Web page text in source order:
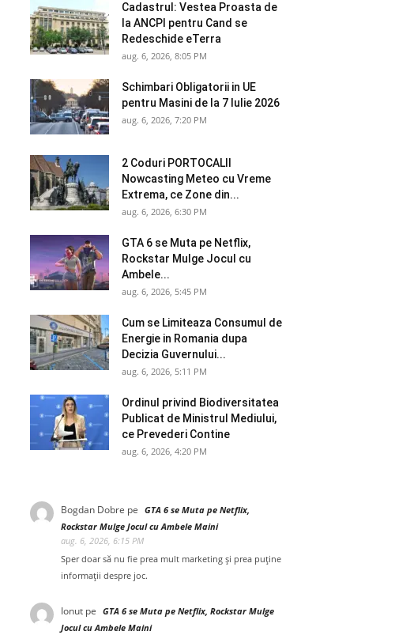
Cadastrul: Vestea Proasta de
la ANCPI pentru Cand se
Redeschide eTerra
aug. 6, 2026, 8:05 PM
Schimbari Obligatorii in UE
pentru Masini de la 7 Iulie 2026
aug. 6, 2026, 7:20 PM
2 Coduri PORTOCALII
Nowcasting Meteo cu Vreme
Extrema, ce Zone din...
aug. 6, 2026, 6:30 PM
GTA 6 se Muta pe Netflix,
Rockstar Mulge Jocul cu
Ambele...
aug. 6, 2026, 5:45 PM
Cum se Limiteaza Consumul de
Energie in Romania dupa
Decizia Guvernului...
aug. 6, 2026, 5:11 PM
Ordinul privind Biodiversitatea
Publicat de Ministrul Mediului,
ce Prevederi Contine
aug. 6, 2026, 4:20 PM
Bogdan Dobre pe GTA 6 se Muta pe Netflix,
Rockstar Mulge Jocul cu Ambele Maini
aug. 6, 2026, 6:15 PM
Sper doar să nu fie prea mult marketing și prea puține
informații despre joc.
Ionut pe GTA 6 se Muta pe Netflix, Rockstar Mulge
Jocul cu Ambele Maini